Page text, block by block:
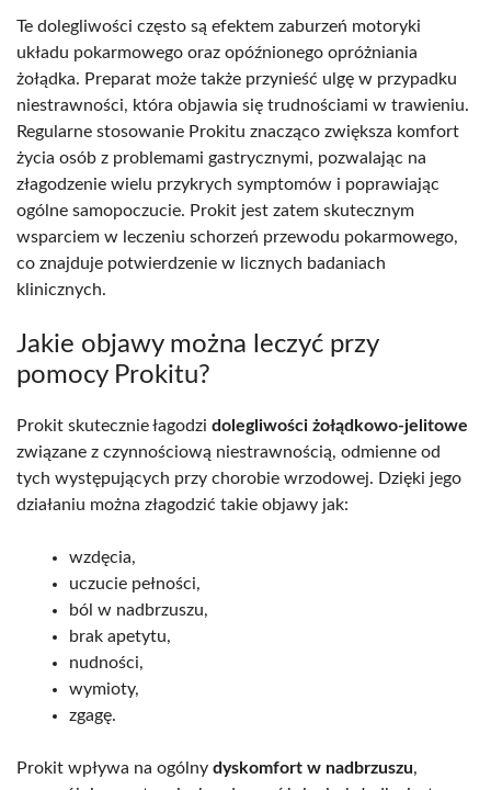
Te dolegliwości często są efektem zaburzeń motoryki
układu pokarmowego oraz opóźnionego opróżniania
żołądka. Preparat może także przynieść ulgę w przypadku
niestrawności, która objawia się trudnościami w trawieniu.
Regularne stosowanie Prokitu znacząco zwiększa komfort
życia osób z problemami gastrycznymi, pozwalając na
złagodzenie wielu przykrych symptomów i poprawiając
ogólne samopoczucie. Prokit jest zatem skutecznym
wsparciem w leczeniu schorzeń przewodu pokarmowego,
co znajduje potwierdzenie w licznych badaniach
klinicznych.
Jakie objawy można leczyć przy
pomocy Prokitu?
Prokit skutecznie łagodzi dolegliwości żołądkowo-jelitowe
związane z czynnościową niestrawnością, odmienne od
tych występujących przy chorobie wrzodowej. Dzięki jego
działaniu można złagodzić takie objawy jak:
wzdęcia,
uczucie pełności,
ból w nadbrzuszu,
brak apetytu,
nudności,
wymioty,
zgagę.
Prokit wpływa na ogólny dyskomfort w nadbrzuszu,